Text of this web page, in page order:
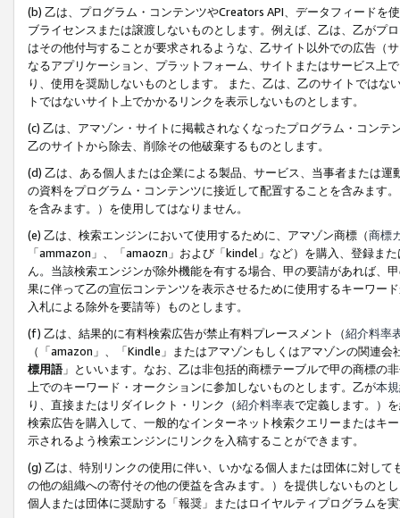
(b) 乙は、プログラム・コンテンツやCreators API、データフィード
ブライセンスまたは譲渡しないものとします。例えば、乙は、乙がプ
はその他付与することが要求されるような、乙サイト以外での広告（
なるアプリケーション、プラットフォーム、サイトまたはサービス上
り、使用を奨励しないものとします。 また、乙は、乙のサイトでは
トではないサイト上でかかるリンクを表示しないものとします。
(c) 乙は、アマゾン・サイトに掲載されなくなったプログラム・コン
乙のサイトから除去、削除その他破棄するものとします。
(d) 乙は、ある個人または企業による製品、サービス、当事者または
の資料をプログラム・コンテンツに接近して配置することを含みます
を含みます。）を使用してはなりません。
(e) 乙は、検索エンジンにおいて使用するために、アマゾン商標（商標
「ammazon」、「amaozn」および「kindel」など）を購入、登録ま
ん。当該検索エンジンが除外機能を有する場合、甲の要請があれば、
果に伴って乙の宣伝コンテンツを表示させるために使用するキーワー
入札による除外を要請等）ものとします。
(f) 乙は、結果的に有料検索広告が禁止有料プレースメント（紹介料率
（「amazon」、「Kindle」またはアマゾンもしくはアマゾンの関連
標用語」といいます。なお、乙は非包括的商標テーブルで甲の商標の
上でのキーワード・オークションに参加しないものとします。乙が本
り、直接またはリダイレクト・リンク（紹介料率表で定義します。）
検索広告を購入して、一般的なインターネット検索クエリーまたはキ
示されるよう検索エンジンにリンクを入稿することができます。
(g) 乙は、特別リンクの使用に伴い、いかなる個人または団体に対し
の他の組織への寄付その他の便益を含みます。）を提供しないものと
個人または団体に奨励する「報奨」またはロイヤルティプログラムを